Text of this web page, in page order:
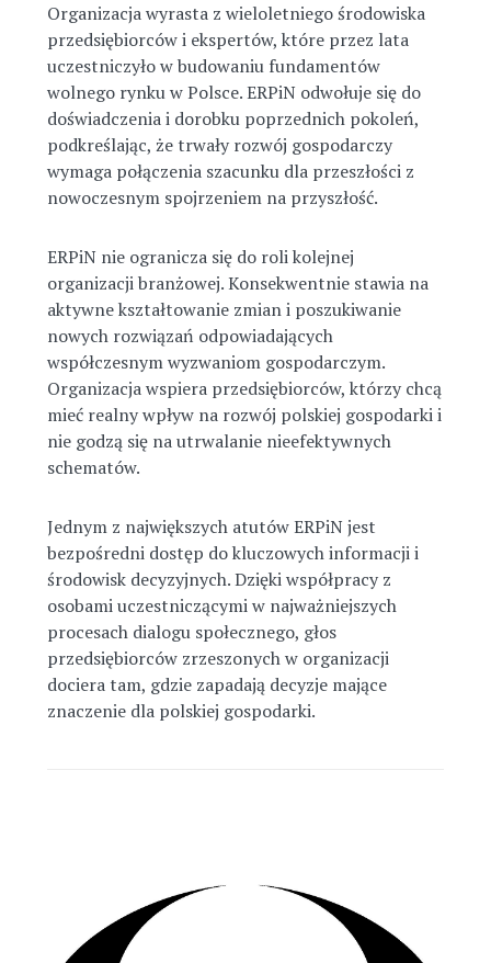
Organizacja wyrasta z wieloletniego środowiska
przedsiębiorców i ekspertów, które przez lata
uczestniczyło w budowaniu fundamentów
wolnego rynku w Polsce. ERPiN odwołuje się do
doświadczenia i dorobku poprzednich pokoleń,
podkreślając, że trwały rozwój gospodarczy
wymaga połączenia szacunku dla przeszłości z
nowoczesnym spojrzeniem na przyszłość.
ERPiN nie ogranicza się do roli kolejnej
organizacji branżowej. Konsekwentnie stawia na
aktywne kształtowanie zmian i poszukiwanie
nowych rozwiązań odpowiadających
współczesnym wyzwaniom gospodarczym.
Organizacja wspiera przedsiębiorców, którzy chcą
mieć realny wpływ na rozwój polskiej gospodarki i
nie godzą się na utrwalanie nieefektywnych
schematów.
Jednym z największych atutów ERPiN jest
bezpośredni dostęp do kluczowych informacji i
środowisk decyzyjnych. Dzięki współpracy z
osobami uczestniczącymi w najważniejszych
procesach dialogu społecznego, głos
przedsiębiorców zrzeszonych w organizacji
dociera tam, gdzie zapadają decyzje mające
znaczenie dla polskiej gospodarki.